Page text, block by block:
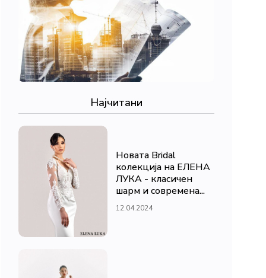
Најчитани
Новата Bridal
колекција на ЕЛЕНА
ЛУКА - класичен
шарм и современа...
12.04.2024